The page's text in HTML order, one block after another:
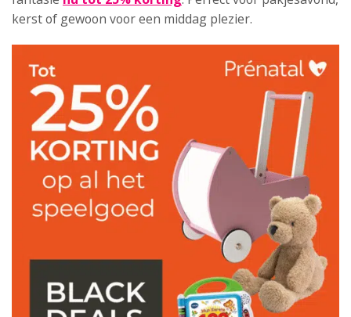
kerst of gewoon voor een middag plezier.